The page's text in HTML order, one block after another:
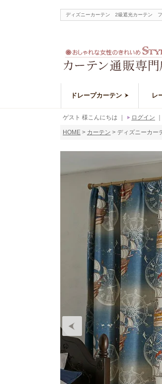
ディズニーカーテン 2級遮光カーテン フ
ドレープカーテン レ
ゲスト 様こんにちは ログイン
HOME カーテン ディズニーカ